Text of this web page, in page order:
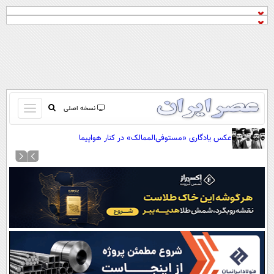
نسخه اصلی
باز
و
کردن
صفحه اول
آرشیو
نظرسنجی
آب و هوا
اوقات شرعی
پیوند ها
سواد زندگی
عکس یادگاری «مستوفی‌الممالک» در کنار هواپیما